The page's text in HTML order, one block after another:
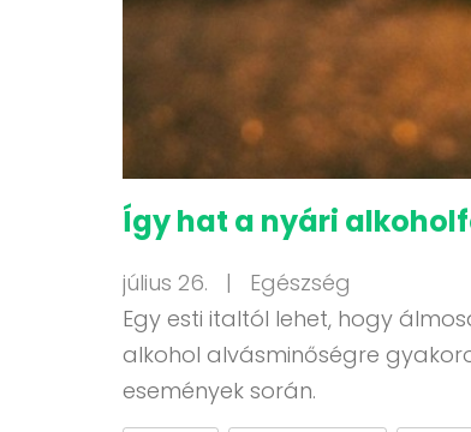
Így hat a nyári
július 26. | Egészség
Egy esti italtól lehet, hogy
alkohol alvásminőségre
események során.